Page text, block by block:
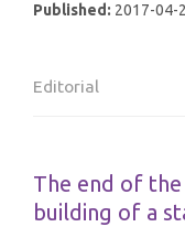
Published: 2017-04-
Editorial
The end of
building of a